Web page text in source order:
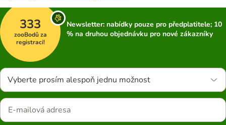
333
zooBodů za
registraci!
Newsletter: nabídky pouze pro předplatitele; 10
% na druhou objednávku pro nové zákazníky
Vyberte prosím alespoň jednu možnost